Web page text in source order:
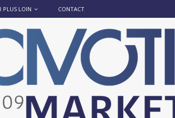
PLUS LOIN CONTACT